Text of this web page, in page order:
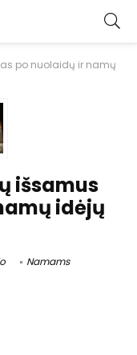
po nuolaidų ir namų
išsamus
idėjų
Namams